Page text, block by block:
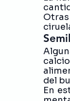
del
En